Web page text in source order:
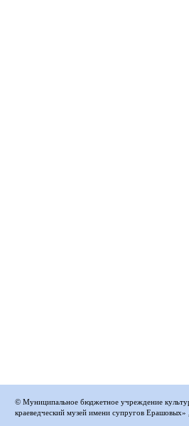
© Муниципальное бюджетное учреждение
краеведческий музей имени супругов Ерашовых»